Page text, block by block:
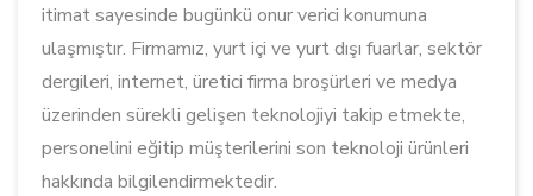
itimat sayesinde bugünkü onur verici konumuna
ulaşmıştır. Firmamız, yurt içi ve yurt dışı fuarlar, sektör
dergileri, internet, üretici firma broşürleri ve medya
üzerinden sürekli gelişen teknolojiyi takip etmekte,
personelini eğitip müşterilerini son teknoloji ürünleri
hakkında bilgilendirmektedir.